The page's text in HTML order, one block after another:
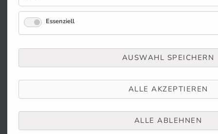
Essenziell
AUSWAHL SPEICHERN
ALLE AKZEPTIEREN
ALLE ABLEHNEN